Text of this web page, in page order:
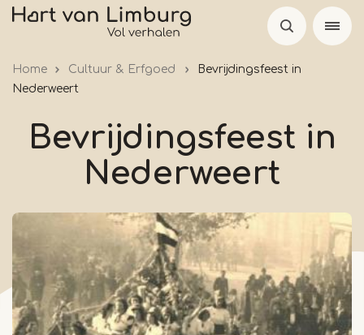
Overslaan
gaan
Home Cultuur & Erfgoed
Bevrijdingsfeest in
Nederweert
Bevrijdingsfeest in
Nederweert